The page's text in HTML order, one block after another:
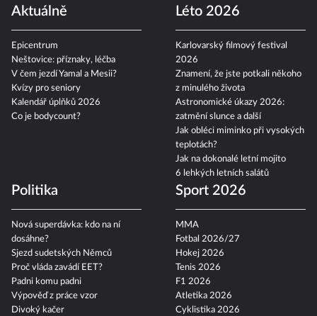
Aktuálně
Epicentrum
Neštovice: příznaky, léčba
V čem jezdí Yamal a Mesii?
Kvízy pro seniory
Kalendář úplňků 2026
Co je bodycount?
Léto 2026
Karlovarský filmový festival
2026
Znamení, že jste potkali někoho
z minulého života
Astronomické úkazy 2026:
zatmění slunce a další
Jak obléci miminko při vysokých
teplotách?
Jak na dokonalé letní mojito
6 lehkých letních salátů
Politika
Nová superdávka: kdo na ní
dosáhne?
Sjezd sudetských Němců
Proč vláda zavádí EET?
Padni komu padni
Výpověď z práce vzor
Divoký kačer
Sport 2026
MMA
Fotbal 2026/27
Hokej 2026
Tenis 2026
F1 2026
Atletika 2026
Cyklistika 2026